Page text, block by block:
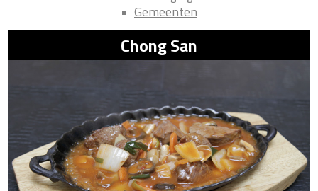
Gemeenten
Chong San